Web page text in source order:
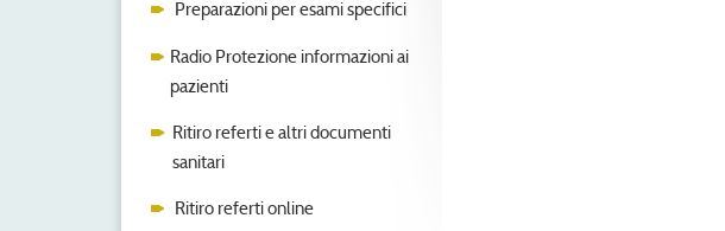
Preparazioni per esami specifici
Radio Protezione informazioni ai
pazienti
Ritiro referti e altri documenti
sanitari
Ritiro referti online